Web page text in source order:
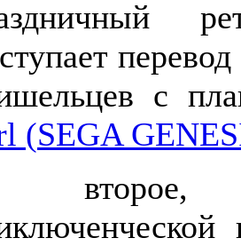
с
(SEGA
второе,